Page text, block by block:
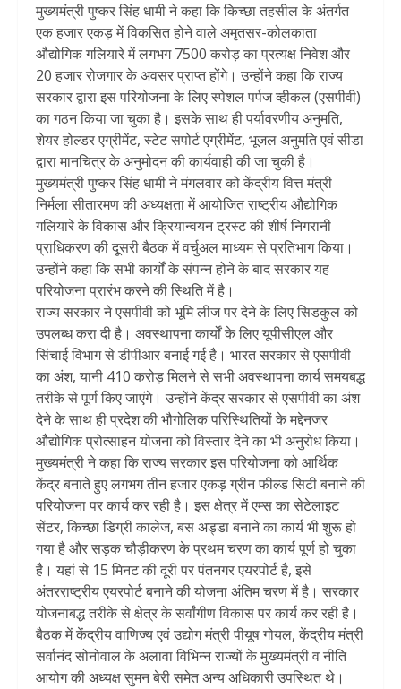
मुख्यमंत्री पुष्कर सिंह धामी ने कहा कि किच्छा तहसील के अंतर्गत
एक हजार एकड़ में विकसित होने वाले अमृतसर-कोलकाता
औद्योगिक गलियारे में लगभग 7500 करोड़ का प्रत्यक्ष निवेश और
20 हजार रोजगार के अवसर प्राप्त होंगे। उन्होंने कहा कि राज्य
सरकार द्वारा इस परियोजना के लिए स्पेशल पर्पज व्हीकल (एसपीवी)
का गठन किया जा चुका है। इसके साथ ही पर्यावरणीय अनुमति,
शेयर होल्डर एग्रीमेंट, स्टेट सपोर्ट एग्रीमेंट, भूजल अनुमति एवं सीडा
द्वारा मानचित्र के अनुमोदन की कार्यवाही की जा चुकी है।
मुख्यमंत्री पुष्कर सिंह धामी ने मंगलवार को केंद्रीय वित्त मंत्री
निर्मला सीतारमण की अध्यक्षता में आयोजित राष्ट्रीय औद्योगिक
गलियारे के विकास और क्रियान्वयन ट्रस्ट की शीर्ष निगरानी
प्राधिकरण की दूसरी बैठक में वर्चुअल माध्यम से प्रतिभाग किया।
उन्होंने कहा कि सभी कार्यों के संपन्न होने के बाद सरकार यह
परियोजना प्रारंभ करने की स्थिति में है।
राज्य सरकार ने एसपीवी को भूमि लीज पर देने के लिए सिडकुल को
उपलब्ध करा दी है। अवस्थापना कार्यों के लिए यूपीसीएल और
सिंचाई विभाग से डीपीआर बनाई गई है। भारत सरकार से एसपीवी
का अंश, यानी 410 करोड़ मिलने से सभी अवस्थापना कार्य समयबद्ध
तरीके से पूर्ण किए जाएंगे। उन्होंने केंद्र सरकार से एसपीवी का अंश
देने के साथ ही प्रदेश की भौगोलिक परिस्थितियों के मद्देनजर
औद्योगिक प्रोत्साहन योजना को विस्तार देने का भी अनुरोध किया।
मुख्यमंत्री ने कहा कि राज्य सरकार इस परियोजना को आर्थिक
केंद्र बनाते हुए लगभग तीन हजार एकड़ ग्रीन फील्ड सिटी बनाने की
परियोजना पर कार्य कर रही है। इस क्षेत्र में एम्स का सेटेलाइट
सेंटर, किच्छा डिग्री कालेज, बस अड्डा बनाने का कार्य भी शुरू हो
गया है और सड़क चौड़ीकरण के प्रथम चरण का कार्य पूर्ण हो चुका
है। यहां से 15 मिनट की दूरी पर पंतनगर एयरपोर्ट है, इसे
अंतरराष्ट्रीय एयरपोर्ट बनाने की योजना अंतिम चरण में है। सरकार
योजनाबद्ध तरीके से क्षेत्र के सर्वांगीण विकास पर कार्य कर रही है।
बैठक में केंद्रीय वाणिज्य एवं उद्योग मंत्री पीयूष गोयल, केंद्रीय मंत्री
सर्वानंद सोनोवाल के अलावा विभिन्न राज्यों के मुख्यमंत्री व नीति
आयोग की अध्यक्ष सुमन बेरी समेत अन्य अधिकारी उपस्थित थे।